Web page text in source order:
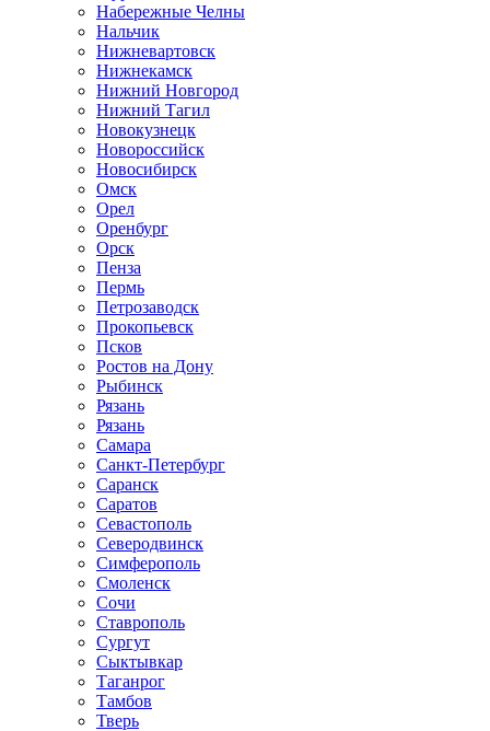
Набережные Челны
Нальчик
Нижневартовск
Нижнекамск
Нижний Новгород
Нижний Тагил
Новокузнецк
Новороссийск
Новосибирск
Омск
Орел
Оренбург
Орск
Пенза
Пермь
Петрозаводск
Прокопьевск
Псков
Ростов на Дону
Рыбинск
Рязань
Рязань
Самара
Санкт-Петербург
Саранск
Саратов
Севастополь
Северодвинск
Симферополь
Смоленск
Сочи
Ставрополь
Сургут
Сыктывкар
Таганрог
Тамбов
Тверь